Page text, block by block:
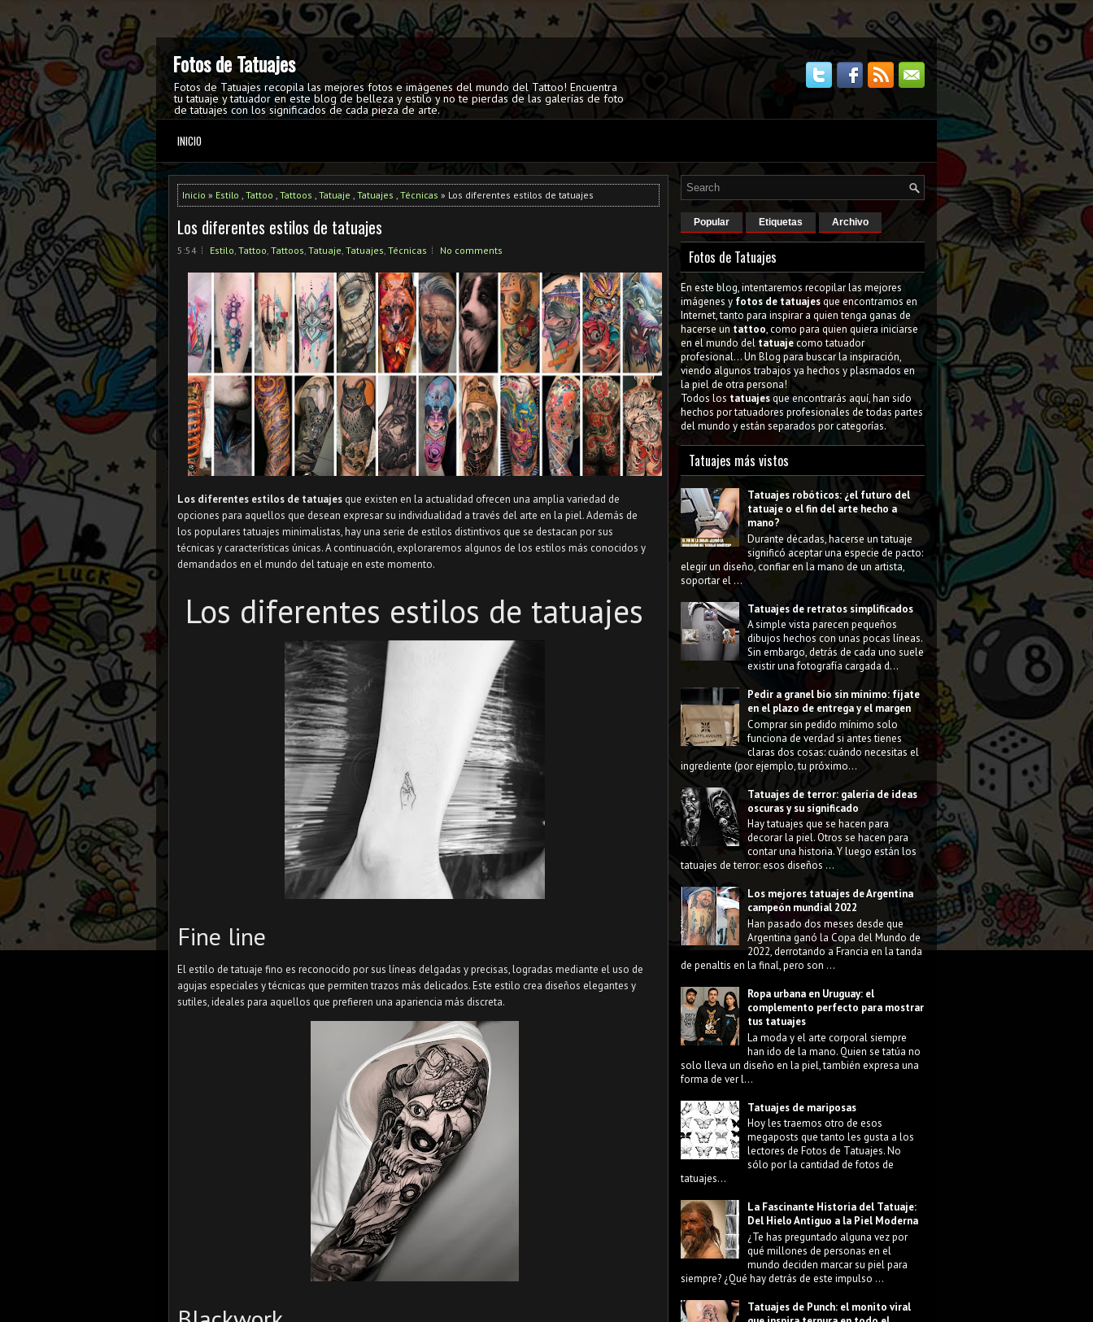
Fotos de Tatuajes
Fotos de Tatuajes recopila las mejores fotos e imágenes del mundo del Tattoo! Encuentra
tu tatuaje y tatuador en este blog de belleza y estilo y no te pierdas de las galerías de foto
de tatuajes con los significados de cada pieza de arte.
INICIO
Inicio » Estilo , Tattoo , Tattoos , Tatuaje , Tatuajes , Técnicas » Los diferentes estilos de tatuajes
Los diferentes estilos de tatuajes
5:54 Estilo, Tattoo, Tattoos, Tatuaje, Tatuajes, Técnicas No comments
Los diferentes estilos de tatuajes que existen en la actualidad ofrecen una amplia variedad de
opciones para aquellos que desean expresar su individualidad a través del arte en la piel. Además de
los populares tatuajes minimalistas, hay una serie de estilos distintivos que se destacan por sus
técnicas y características únicas. A continuación, exploraremos algunos de los estilos más conocidos y
demandados en el mundo del tatuaje en este momento.
Los diferentes estilos de tatuajes
Fine line
El estilo de tatuaje fino es reconocido por sus líneas delgadas y precisas, logradas mediante el uso de
agujas especiales y técnicas que permiten trazos más delicados. Este estilo crea diseños elegantes y
sutiles, ideales para aquellos que prefieren una apariencia más discreta.
Popular Etiquetas Archivo
Fotos de Tatuajes
En este blog, intentaremos recopilar las mejores
imágenes y fotos de tatuajesque encontramos en
Internet, tanto para inspirar a quien tenga ganas de
hacerse un tattoo, como para quien quiera iniciarse
en el mundo del tatuajecomo tatuador
profesional... Un Blog para buscar la inspiración,
viendo algunos trabajos ya hechos y plasmados en
la piel de otra persona!
Todos los tatuajesque encontrarás aquí, han sido
hechos por tatuadores profesionales de todas partes
del mundo y están separados por categorías.
Tatuajes más vistos
Tatuajes robóticos: ¿el futuro del
tatuaje o el fin del arte hecho a
mano?
Durante décadas, hacerse un tatuaje
significó aceptar una especie de pacto:
elegir un diseño, confiar en la mano de un artista,
soportar el ...
Tatuajes de retratos simplificados
A simple vista parecen pequeños
dibujos hechos con unas pocas líneas.
Sin embargo, detrás de cada uno suele
existir una fotografía cargada d...
Pedir a granel bio sin mínimo: fíjate
en el plazo de entrega y el margen
Comprar sin pedido mínimo solo
funciona de verdad si antes tienes
claras dos cosas: cuándo necesitas el
ingrediente (por ejemplo, tu próximo...
Tatuajes de terror: galería de ideas
oscuras y su significado
Hay tatuajes que se hacen para
decorar la piel. Otros se hacen para
contar una historia. Y luego están los
tatuajes de terror: esos diseños ...
Los mejores tatuajes de Argentina
campeón mundial 2022
Han pasado dos meses desde que
Argentina ganó la Copa del Mundo de
2022, derrotando a Francia en la tanda
de penaltis en la final, pero son ...
Ropa urbana en Uruguay: el
complemento perfecto para mostrar
tus tatuajes
La moda y el arte corporal siempre
han ido de la mano. Quien se tatúa no
solo lleva un diseño en la piel, también expresa una
forma de ver l...
Tatuajes de mariposas
Hoy les traemos otro de esos
megaposts que tanto les gusta a los
lectores de Fotos de Tatuajes. No
sólo por la cantidad de fotos de
tatuajes...
La Fascinante Historia del Tatuaje:
Del Hielo Antiguo a la Piel Moderna
¿Te has preguntado alguna vez por
qué millones de personas en el
mundo deciden marcar su piel para
siempre? ¿Qué hay detrás de este impulso ...
Tatuajes de Punch: el monito viral